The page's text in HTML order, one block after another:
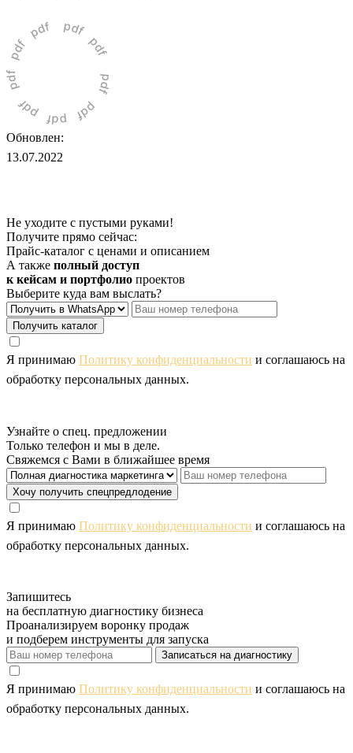
Обновлен:
13.07.2022
Не уходите с пустыми руками!
Получите прямо сейчас:
Прайс-каталог с ценами и описанием
А также полный доступ
к кейсам и портфолио проектов
Выберите куда вам выслать?
Получить каталог
Я принимаю Политику конфиденциальности и соглашаюсь на
обработку персональных данных.
Узнайте о спец. предложении
Только телефон и мы в деле.
Свяжемся с Вами в ближайшее время
Хочу получить спецпредлодение
Я принимаю Политику конфиденциальности и соглашаюсь на
обработку персональных данных.
Запишитесь
на бесплатную диагностику бизнеса
Проанализируем воронку продаж
и подберем инструменты для запуска
Записаться на диагностику
Я принимаю Политику конфиденциальности и соглашаюсь на
обработку персональных данных.